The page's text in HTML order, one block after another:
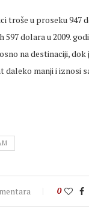
troše u proseku 947
dolara u 2009.
na destinaciji, dok
manji i iznosi
0